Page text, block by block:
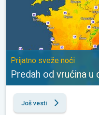
Prijatno sveže noći
Predah od vrućina u
Još vesti